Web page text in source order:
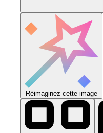
Réimaginez cette image